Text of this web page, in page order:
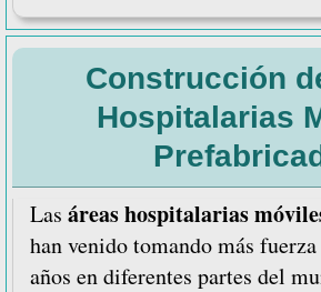
5
Construcción
Hospitalarias
Las áreas hospitalarias
han venido tomando más
años en diferentes partes del